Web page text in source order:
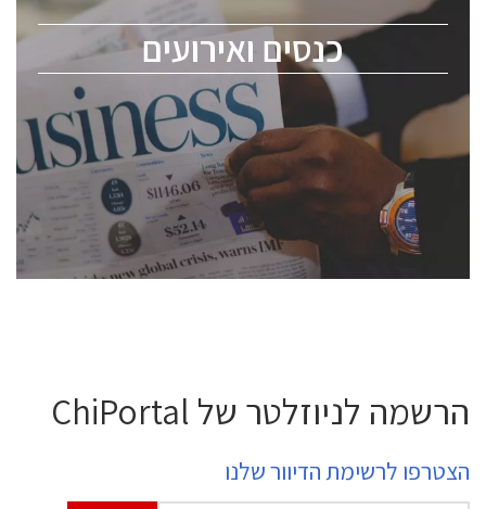
כנסים ואירועים
מומחים מקצועיים ובכירים.
ChipEx2026 will be held on May 12-13, 2026. The
conference is intended for everyone involved in the
semiconductor industry, including engineers,
professional experts, and senior executives.
לחץ לפרטים
הרשמה לניוזלטר של ChiPortal
הצטרפו לרשימת הדיוור שלנו